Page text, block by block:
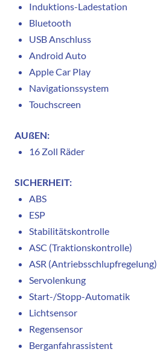
Induktions-Ladestation
Bluetooth
USB Anschluss
Android Auto
Apple Car Play
Navigationssystem
Touchscreen
AUßEN:
16 Zoll Räder
SICHERHEIT:
ABS
ESP
Stabilitätskontrolle
ASC (Traktionskontrolle)
ASR (Antriebsschlupfregelung)
Servolenkung
Start-/Stopp-Automatik
Lichtsensor
Regensensor
Berganfahrassistent